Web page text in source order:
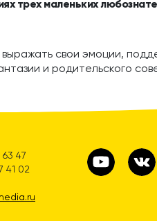
трех маленьких
свои эмоции,
и родительского
63 47
41 02